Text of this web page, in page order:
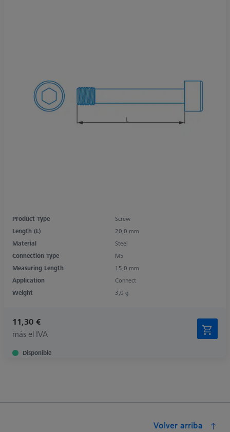
Product Type
Screw
Length (L)
20,0 mm
Material
Steel
Connection Type
M5
Measuring Length
15,0 mm
Application
Connect
Weight
3,0 g
11,30 €
más el IVA
Disponible
Volver arriba